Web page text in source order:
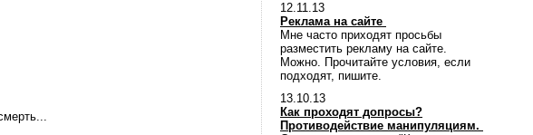
12.11.13
Реклама на сайте
Мне часто приходят просьбы
разместить рекламу на сайте.
Можно. Прочитайте условия, если
подходят, пишите.
13.10.13
Как проходят допросы?
Противодействие манипуляциям.